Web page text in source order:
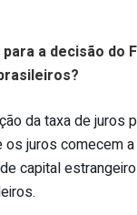
a decisão do
da taxa de
juros comecem
capital